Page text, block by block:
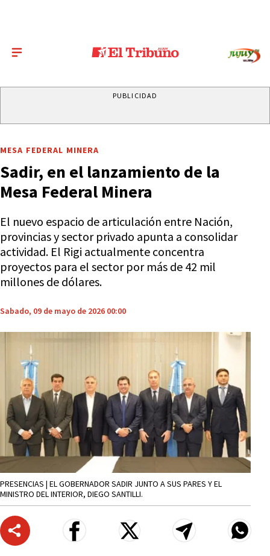
PUBLICIDAD
MESA FEDERAL MINERA
Sadir, en el lanzamiento de la
Mesa Federal Minera
El nuevo espacio de articulación entre Nación,
provincias y sector privado apunta a consolidar
actividad. El Rigi actualmente concentra
proyectos para el sector por más de 42 mil
millones de dólares.
Sabado, 09 de mayo de 2026 00:00
PRESENCIAS | EL GOBERNADOR SADIR JUNTO A SUS PARES Y EL
MINISTRO DEL INTERIOR, DIEGO SANTILLI.